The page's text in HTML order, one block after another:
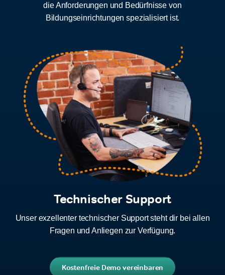
die Anforderungen und Bedürfnisse von
Bildungseinrichtungen spezialisiert ist.
Technischer Support
Unser exzellenter technischer Support steht dir bei allen
Fragen und Anliegen zur Verfügung.
Kostenfreie Demo vereinbaren